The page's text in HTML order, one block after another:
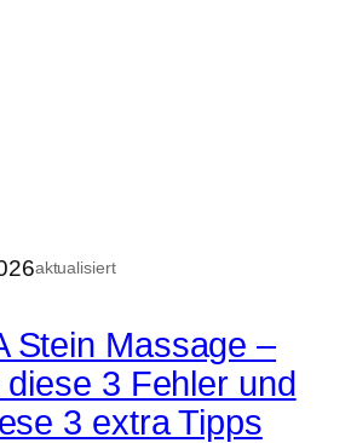
aktualisiert
Stein Massage –
3 Fehler und
3 extra Tipps